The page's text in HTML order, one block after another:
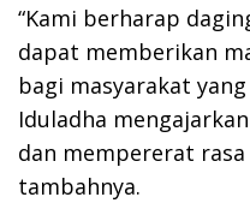
“Kami berharap
dapat memberikan
bagi masyarakat
Iduladha
dan mempererat rasa
tambahnya.